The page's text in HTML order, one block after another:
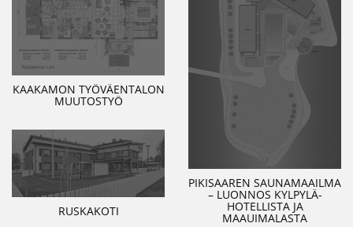
PIKISAAREN SAUNAMAAILMA
– LUONNOS KYLPYLÄ-
HOTELLISTA JA
MAAUIMALASTA
KAAKAMON TYÖVÄENTALON
MUUTOSTYÖ
RUSKAKOTI